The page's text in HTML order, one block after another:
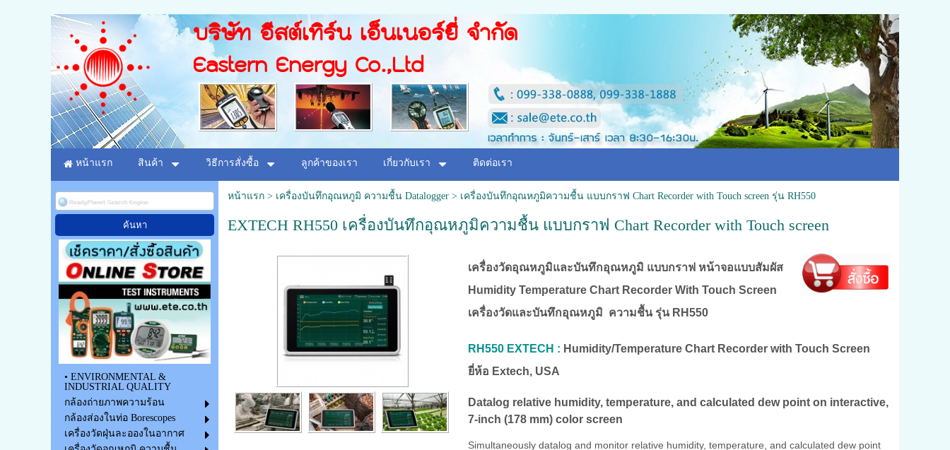
บริษัท อีสต์เทิร์น เอ็นเนอร์ยี่ จำกัด
Eastern Energy Co.,Ltd
หน้าแรก สินค้า วิธีการสั่งซื้อ ลูกค้าของเรา เกี่ยวกับเรา ติดต่อเรา
• ENVIRONMENTAL &
INDUSTRIAL QUALITY
กล้องถ่ายภาพความร้อน
กล้องส่องในท่อ Borescopes
เครื่องวัดฝุ่นละอองในอากาศ
หน้าแรก> เครื่องบันทึกอุณหภูมิ ความชื้น Datalogger> เครื่องบันทึกอุณหภูมิความชื้น แบบกราฟ Chart Recorder with Touch screen รุ่น RH550
EXTECH RH550 เครื่องบันทึกอุณหภูมิความชื้น แบบกราฟ Chart Recorder with Touch screen
เครื่องวัดอุณหภูมิและบันทึกอุณหภูมิ แบบกราฟ หน้าจอแบบสัมผัส
Humidity Temperature Chart Recorder With Touch Screen
เครื่องวัดและบันทึกอุณหภูมิ ความชื้น รุ่น RH550
RH550 EXTECH : Humidity/Temperature Chart Recorder with Touch Screen
ยี่ห้อ Extech, USA
Datalog relative humidity, temperature, and calculated dew point on interactive,
7-inch (178 mm) color screen
Simultaneously datalog and monitor relative humidity, temperature, and calculated dew point